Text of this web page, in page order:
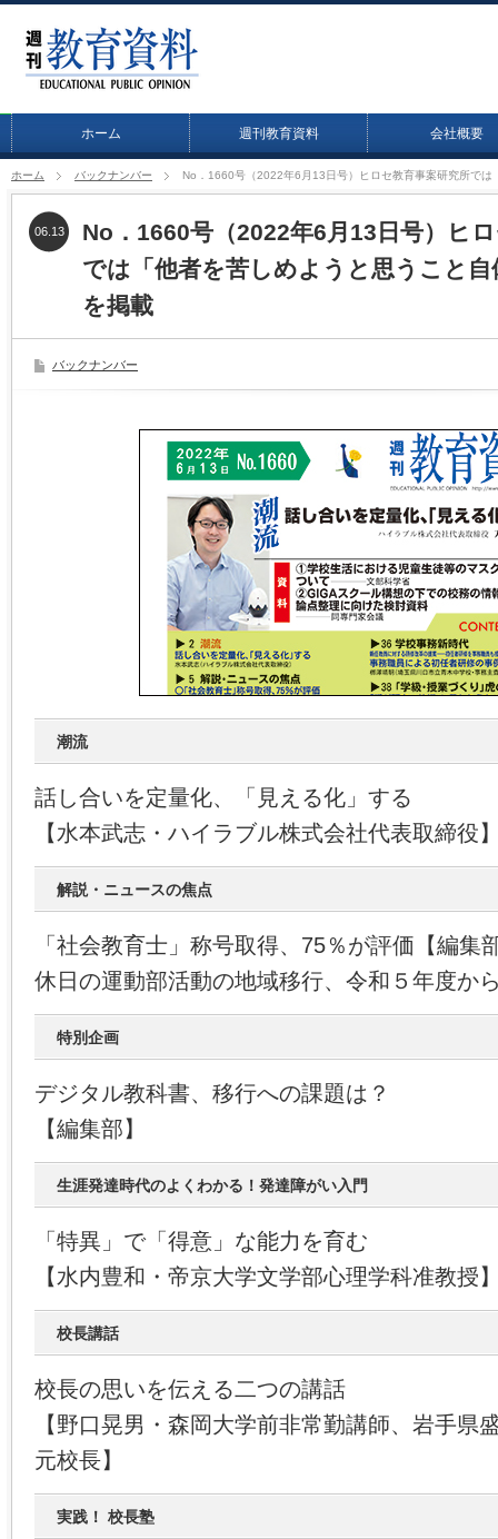
ホーム 週刊教育資料 会社概要
ホーム バックナンバー No．1660号（2022年6月13日号）ヒロセ教育事案研究所で
No．1660号（2022年6月13日号）ヒ
では「他者を苦しめようと思うこと
を掲載
06.13
バックナンバー
潮流
話し合いを定量化、「見える化」する
【水本武志・ハイラブル株式会社代表取締役
解説・ニュースの焦点
「社会教育士」称号取得、75％が評価【編集
休日の運動部活動の地域移行、令和５年度か
特別企画
デジタル教科書、移行への課題は？
【編集部】
生涯発達時代のよくわかる！発達障がい入門
「特異」で「得意」な能力を育む
【水内豊和・帝京大学文学部心理学科准教授
校長講話
校長の思いを伝える二つの講話
【野口晃男・森岡大学前非常勤講師、岩手県
元校長】
実践！ 校長塾